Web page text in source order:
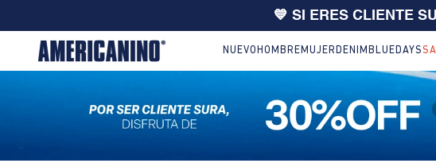
10% EXTRA en compras desde $199.000
NUEVO HOMBRE MUJER DENIM BLUEDAYS